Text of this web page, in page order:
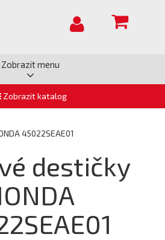
Zobrazit menu
Zobrazit katalog
45022SEAE01
destičky